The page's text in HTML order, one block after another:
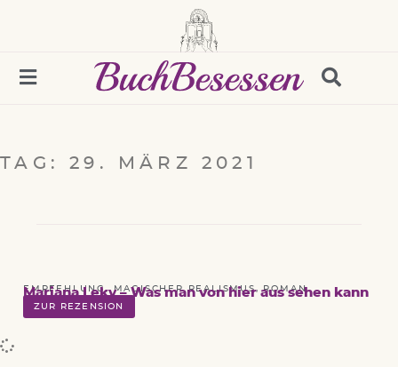
TAG: 29. MÄRZ 2021
EMPFEHLUNG, MAGISCHER REALISMUS,ROMAN
Mariana Leky – Was man von hier aus sehen kann
ZUR REZENSION